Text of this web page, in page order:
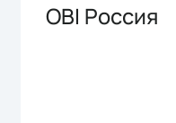
OBI Россия